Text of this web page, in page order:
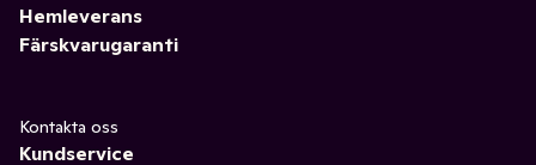
Hemleverans
Färskvarugaranti
Kontakta oss
Kundservice